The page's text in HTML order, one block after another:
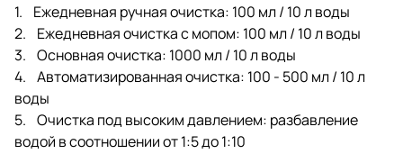
1. Ежедневная ручная очистка: 100 мл / 10 л воды
2. Ежедневная очистка с мопом: 100 мл / 10 л воды
3. Основная очистка: 1000 мл / 10 л воды
4. Автоматизированная очистка: 100 - 500 мл / 10 л
воды
5. Очистка под высоким давлением: разбавление
водой в соотношении от 1:5 до 1:10